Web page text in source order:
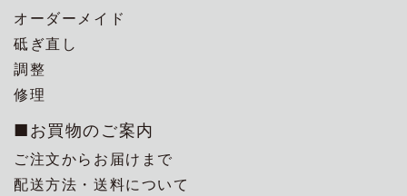
オーダーメイド
砥ぎ直し
調整
修理
■お買物のご案内
ご注文からお届けまで
配送方法・送料について